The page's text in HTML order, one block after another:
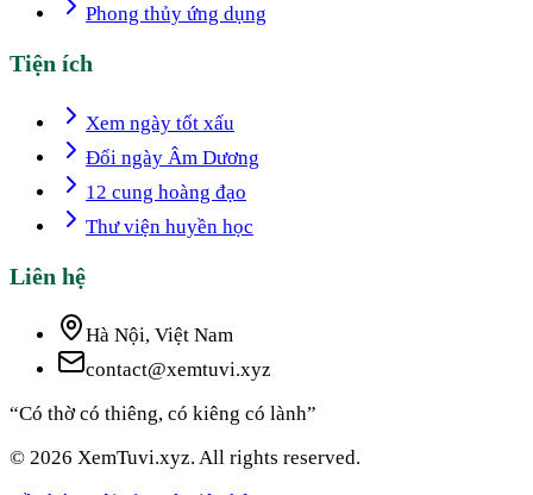
Phong thủy ứng dụng
Tiện ích
Xem ngày tốt xấu
Đổi ngày Âm Dương
12 cung hoàng đạo
Thư viện huyền học
Liên hệ
Hà Nội, Việt Nam
contact@xemtuvi.xyz
“Có thờ có thiêng, có kiêng có lành”
© 2026 XemTuvi.xyz. All rights reserved.